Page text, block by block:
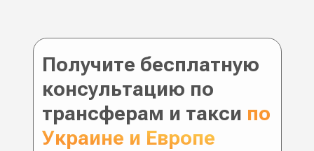
Получите бесплатную
консультацию по
трансферам и такси по
Украине и Европе